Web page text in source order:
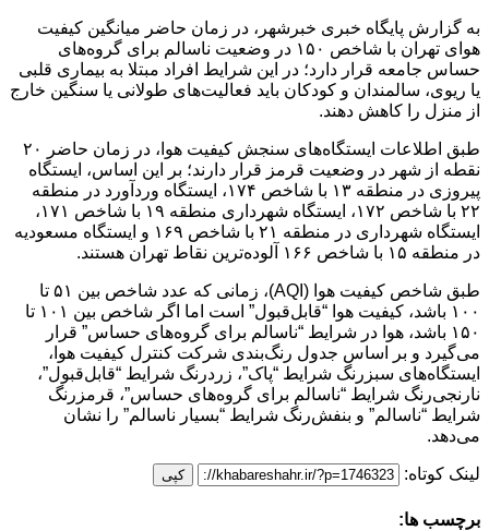
به گزارش پایگاه خبری خبرشهر، در زمان حاضر میانگین کیفیت
هوای تهران با شاخص ۱۵۰ در وضعیت ناسالم برای گروه‌های
حساس جامعه قرار دارد؛ در این شرایط افراد مبتلا به بیماری قلبی
یا ریوی، سالمندان و کودکان باید فعالیت‌های طولانی یا سنگین خارج
از منزل را کاهش دهند.
طبق اطلاعات ایستگاه‌های سنجش کیفیت هوا، در زمان حاضر ۲۰
نقطه از شهر در وضعیت قرمز قرار دارند؛ بر این اساس، ایستگاه
پیروزی در منطقه ۱۳ با شاخص ۱۷۴، ایستگاه وردآورد در منطقه
۲۲ با شاخص ۱۷۲، ایستگاه شهرداری منطقه ۱۹ با شاخص ۱۷۱،
ایستگاه شهرداری در منطقه ۲۱ با شاخص ۱۶۹ و ایستگاه مسعودیه
در منطقه ۱۵ با شاخص ۱۶۶ آلوده‌ترین نقاط تهران هستند.
طبق شاخص کیفیت هوا (AQI)، زمانی که عدد شاخص بین ۵۱ تا
۱۰۰ باشد، کیفیت هوا “قابل‌قبول” است اما اگر شاخص بین ۱۰۱ تا
۱۵۰ باشد، هوا در شرایط “ناسالم برای گروه‌های حساس” قرار
می‌گیرد و بر اساس جدول رنگ‌بندی شرکت کنترل کیفیت هوا،
ایستگاه‌های سبزرنگ شرایط “پاک”، زردرنگ شرایط “قابل‌قبول”،
نارنجی‌رنگ شرایط “ناسالم برای گروه‌های حساس”، قرمزرنگ
شرایط “ناسالم” و بنفش‌رنگ شرایط “بسیار ناسالم” را نشان
می‌دهد.
لینک کوتاه: کپی
برچسب ها: